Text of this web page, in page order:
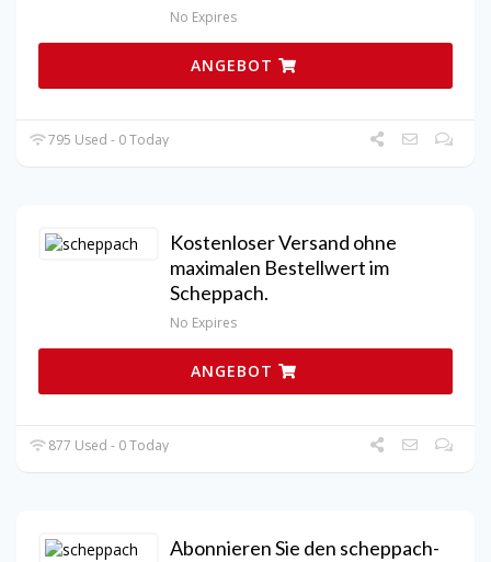
No Expires
ANGEBOT
795 Used - 0 Today
Kostenloser Versand ohne
maximalen Bestellwert im
Scheppach.
No Expires
ANGEBOT
877 Used - 0 Today
Abonnieren Sie den scheppach-